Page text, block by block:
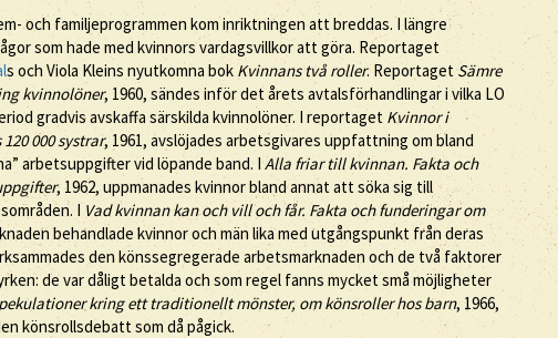
och familjeprogrammen kom inriktningen att breddas. I längre
som hade med kvinnors vardagsvillkor att göra. Reportaget
s och Viola Kleins nyutkomna bok Kvinnans två roller. Reportaget Sämre
kvinnolöner, 1960, sändes inför det årets avtalsförhandlingar i vilka LO
gradvis avskaffa särskilda kvinnolöner. I reportaget Kvinnor i
000 systrar, 1961, avslöjades arbetsgivares uppfattning om bland
arbetsuppgifter vid löpande band. IAlla friar till kvinnan. Fakta och
, 1962, uppmanades kvinnor bland annat att söka sig till
I Vad kvinnan kan och vill och får. Fakta och funderingar om
behandlade kvinnor och män lika med utgångspunkt från deras
den könssegregerade arbetsmarknaden och de två faktorer
de var dåligt betalda och som regel fanns mycket små möjligheter
kring ett traditionellt mönster, om könsroller hos barn, 1966,
könsrollsdebatt som då pågick.